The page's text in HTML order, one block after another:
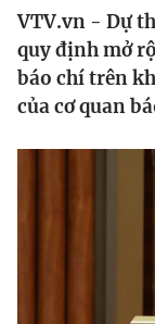
Thế giới
Tin tức
Thế giới đó đây
VTV.vn - Dự
quy định mở
báo chí trên
của cơ quan